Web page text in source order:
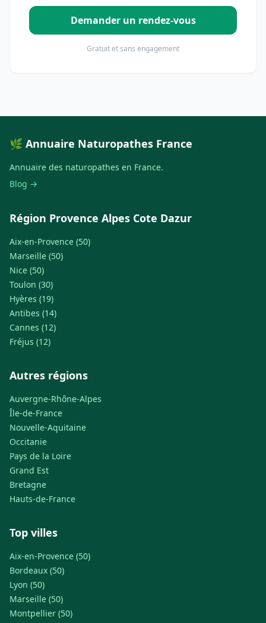
Demander un rendez-vous
Gratuit et sans engagement
🌿 Annuaire Naturopathes France
Annuaire des naturopathes en France.
Blog →
Région Provence Alpes Cote Dazur
Aix-en-Provence (50)
Marseille (50)
Nice (50)
Toulon (30)
Hyères (19)
Antibes (14)
Cannes (12)
Fréjus (12)
Autres régions
Auvergne-Rhône-Alpes
Île-de-France
Nouvelle-Aquitaine
Occitanie
Pays de la Loire
Grand Est
Bretagne
Hauts-de-France
Top villes
Aix-en-Provence (50)
Bordeaux (50)
Lyon (50)
Marseille (50)
Montpellier (50)